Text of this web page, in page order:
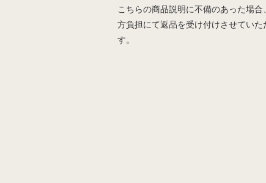
こちらの商品説明に不備のあった場合
方負担にて返品を受け付けさせていた
す。